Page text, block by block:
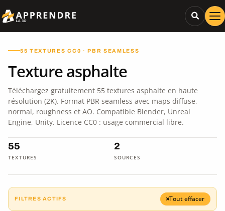
55 TEXTURES CC0 · PBR SEAMLESS
Texture asphalte
Téléchargez gratuitement 55 textures asphalte en haute
résolution (2K). Format PBR seamless avec maps diffuse,
normal, roughness et AO. Compatible Blender, Unreal
Engine, Unity. Licence CC0 : usage commercial libre.
55
TEXTURES
2
SOURCES
FILTRES ACTIFS Tout effacer